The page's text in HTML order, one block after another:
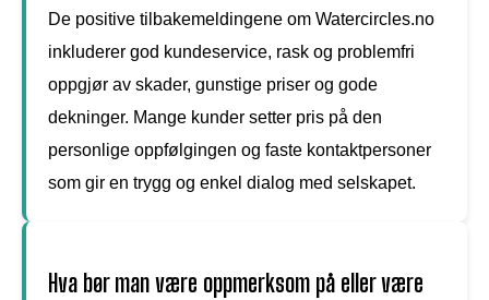
De positive tilbakemeldingene om Watercircles.no
inkluderer god kundeservice, rask og problemfri
oppgjør av skader, gunstige priser og gode
dekninger. Mange kunder setter pris på den
personlige oppfølgingen og faste kontaktpersoner
som gir en trygg og enkel dialog med selskapet.
Hva bør man være oppmerksom på eller være